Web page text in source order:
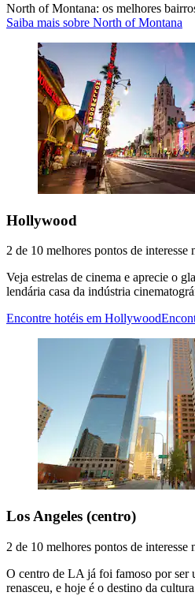
North of Montana: os melhores
Saiba mais sobre North of Montana
Hollywood
2 de 10 melhores pontos de interesse
Veja estrelas de cinema e aprecie o
lendária casa da indústria
Encontre hotéis em Hollywood
Los Angeles (centro)
2 de 10 melhores pontos de interesse
O centro de LA já foi famoso por ser
renasceu, e hoje é o destino da